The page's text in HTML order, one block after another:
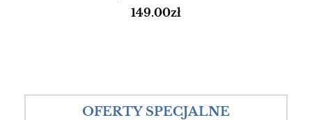
149.00zł
OFERTY SPECJALNE